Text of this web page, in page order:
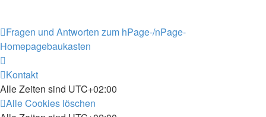
Fragen und Antworten zum hPage-/nPage-
Homepagebaukasten
Kontakt
Alle Zeiten sind UTC+02:00
Alle Cookies löschen